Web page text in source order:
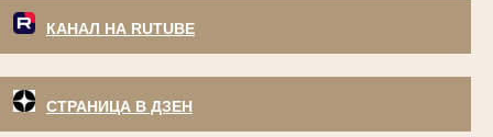
КАНАЛ НА RUTUBE
СТРАНИЦА В ДЗЕН